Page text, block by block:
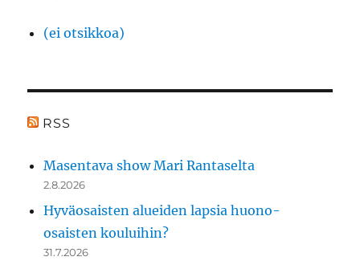
(ei otsikkoa)
RSS
Masentava show Mari Rantaselta
2.8.2026
Hyväosaisten alueiden lapsia huono-
osaisten kouluihin?
31.7.2026